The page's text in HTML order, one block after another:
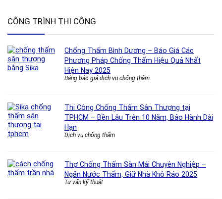
CÔNG TRÌNH THI CÔNG
Chống Thấm Bình Dương – Báo Giá Các
Phương Pháp Chống Thấm Hiệu Quả Nhất
Hiện Nay 2025
Bảng báo giá dịch vụ chống thấm
Thi Công Chống Thấm Sân Thượng tại
TPHCM – Bền Lâu Trên 10 Năm, Bảo Hành Dài
Hạn
Dịch vụ chống thấm
Thợ Chống Thấm Sàn Mái Chuyên Nghiệp –
Ngăn Nước Thấm, Giữ Nhà Khô Ráo 2025
Tư vấn kỹ thuật